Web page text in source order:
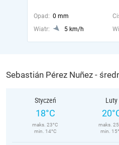
Opad: 0 mm
Wiatr:
5 km/h
Sebastián Pérez Nuñez -
Styczeń
18°C
maks. 23°C
min. 14°C
Luty
maks.
min.